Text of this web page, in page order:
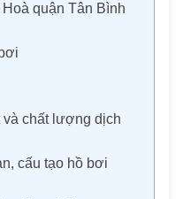
quận Tân Bình
chất lượng dịch
cấu tạo hồ bơi